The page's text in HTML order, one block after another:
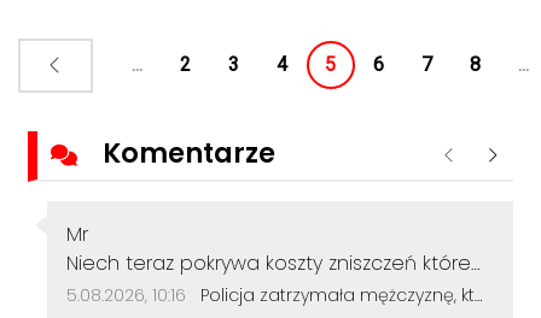
... 2 3 4 5 6 7 8 ...
Komentarze Poprzednie
Autor komentarza:
Mr
Treść komentarza:
Niech teraz pokrywa koszty zniszczeń które
narobił koziołki były wykonywane z pieniędzy
Data dodania komentarza:
5.08.2026, 10:16 Źródło komentarza:
Policja zatrzymała mężczyznę, który dewastował koziołki siekierą! Odcięte elementy zakopał w ogródku